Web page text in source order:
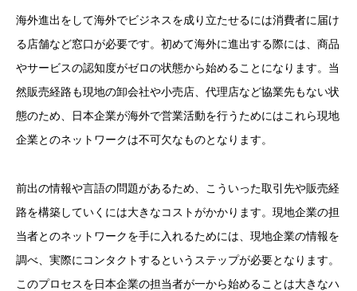
海外進出をして海外でビジネスを成り立たせるには消費者に届け
る店舗など窓口が必要です。初めて海外に進出する際には、商品
やサービスの認知度がゼロの状態から始めることになります。当
然販売経路も現地の卸会社や小売店、代理店など協業先もない状
態のため、日本企業が海外で営業活動を行うためにはこれら現地
企業とのネットワークは不可欠なものとなります。
前出の情報や言語の問題があるため、こういった取引先や販売経
路を構築していくには大きなコストがかかります。現地企業の担
当者とのネットワークを手に入れるためには、現地企業の情報を
調べ、実際にコンタクトするというステップが必要となります。
このプロセスを日本企業の担当者が一から始めることは大きなハ